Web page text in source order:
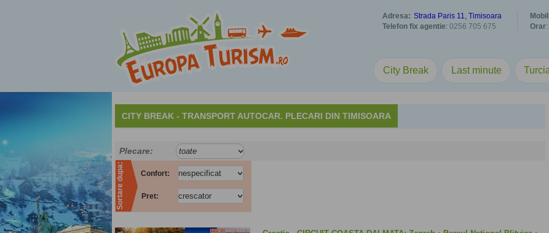
Adresa: Strada Paris 11, Timisoara
Telefon fix agentie: 0256 705 675
Mobil
Orar:
City Break Last minute
CITY BREAK - TRANSPORT AUTOCAR. PLECARI DIN TIMISOARA
Plecare:
Sortare dupa: Confort:
Pret: